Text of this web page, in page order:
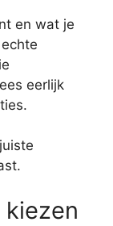
en wat je
eerlijk